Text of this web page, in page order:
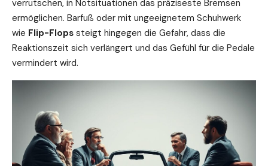
verrutschen, in Notsituationen das präziseste Bremsen
ermöglichen. Barfuß oder mit ungeeignetem Schuhwerk
wie Flip-Flops steigt hingegen die Gefahr, dass die
Reaktionszeit sich verlängert und das Gefühl für die Pedale
vermindert wird.